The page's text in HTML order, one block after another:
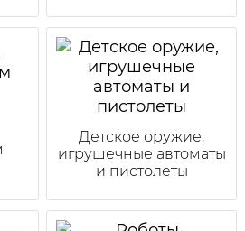
Детское оружие,
игрушечные автоматы
и пистолеты